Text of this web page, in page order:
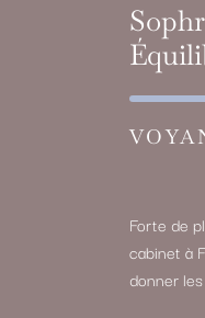
Forte de
cabinet à
donner